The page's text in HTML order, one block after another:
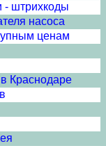
- штрихкоды
насоса
ценам
Краснодаре